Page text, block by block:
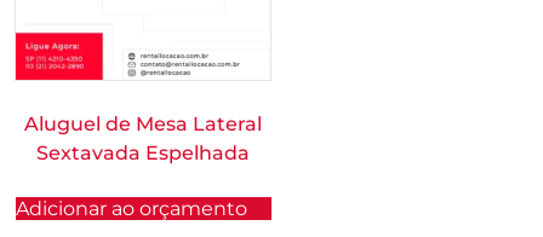
Aluguel de Mesa Lateral
Sextavada Espelhada
Adicionar ao orçamento